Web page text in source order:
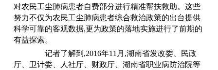
对农民工尘肺病患者自费部分进行精准帮扶救助。这些
努力不仅为农民工尘肺病患者综合救治政策的出台提供
科学可靠的客观数据,更为政策的落地实施进行了前期的
有益探索。
记者了解到 ,2016年11月,湖南省发改委、民政
厅、卫计委、人社厅、财政厅、湖南省职业病防治院等